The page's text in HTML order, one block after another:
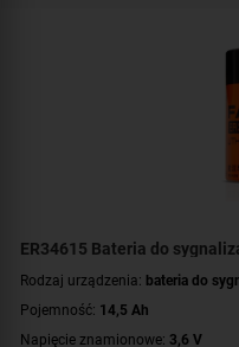
ER34615 Bateria do
Rodzaj urządzenia: bateria do
Pojemność: 14,5 Ah
Napięcie znamionowe: 3,6 V